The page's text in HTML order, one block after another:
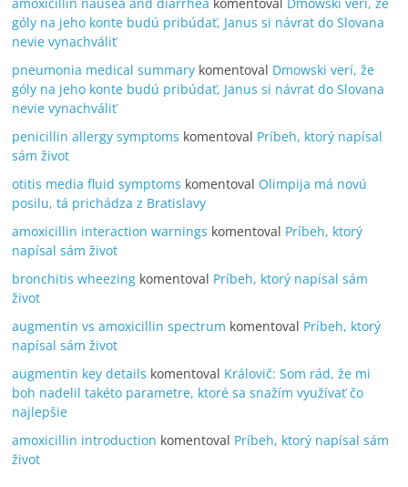
góly na jeho konte budú pribúdať, Janus si návrat do Slovana
nevie vynachváliť
pneumonia medical summary komentoval Dmowski verí, že
góly na jeho konte budú pribúdať, Janus si návrat do Slovana
nevie vynachváliť
penicillin allergy symptoms komentoval Príbeh, ktorý napísal
sám život
otitis media fluid symptoms komentoval Olimpija má novú
posilu, tá prichádza z Bratislavy
amoxicillin interaction warnings komentoval Príbeh, ktorý
napísal sám život
bronchitis wheezing komentoval Príbeh, ktorý napísal sám
život
augmentin vs amoxicillin spectrum komentoval Príbeh, ktorý
napísal sám život
augmentin key details komentoval Královič: Som rád, že mi
boh nadelil takéto parametre, ktoré sa snažím využívať čo
najlepšie
amoxicillin introduction komentoval Príbeh, ktorý napísal sám
život